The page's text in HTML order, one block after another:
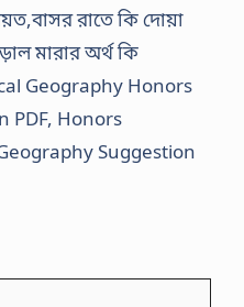
রাতে কি দোয়া
মারার অর্থ কি
Geography Honors
PDF, Honors
Suggestion